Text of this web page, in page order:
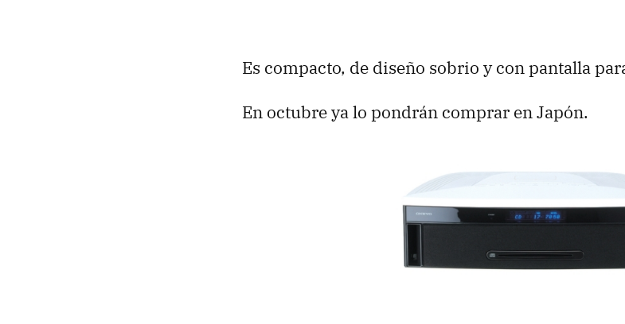
Es compacto, de diseño sobrio y con pantalla
En octubre ya lo pondrán comprar en Japón.